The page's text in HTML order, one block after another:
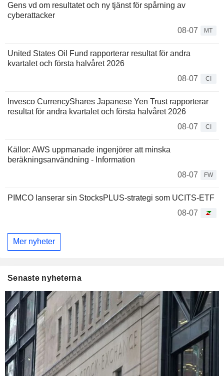
Gens vd om resultatet och ny tjänst för spårning av
cyberattacker
08-07
MT
United States Oil Fund rapporterar resultat för andra
kvartalet och första halvåret 2026
08-07
CI
Invesco CurrencyShares Japanese Yen Trust rapporterar
resultat för andra kvartalet och första halvåret 2026
08-07
CI
Källor: AWS uppmanade ingenjörer att minska
beräkningsanvändning - Information
08-07
FW
PIMCO lanserar sin StocksPLUS-strategi som UCITS-ETF
08-07
Mer nyheter
Senaste nyheterna